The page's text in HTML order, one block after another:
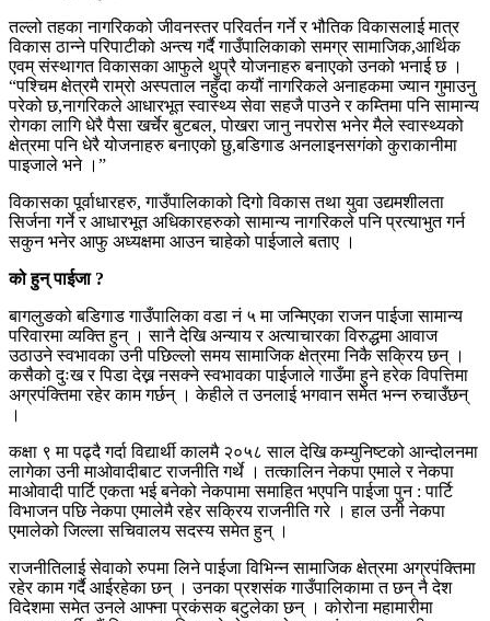
तल्लो तहका नागरिकको जीवनस्तर परिवर्तन गर्ने र भौतिक विकासलाई मात्र
विकास ठान्ने परिपाटीको अन्त्य गर्दै गाउँपालिकाको समग्र सामाजिक,आर्थिक
एवम् संस्थागत विकासका आफुले थुप्रै योजनाहरु बनाएको उनको भनाई छ ।
“पश्चिम क्षेत्रमै राम्रो अस्पताल नहुँदा कयौं नागरिकले अनाहकमा ज्यान गुमाउनु
परेको छ,नागरिकले आधारभूत स्वास्थ्य सेवा सहजै पाउने र कम्तिमा पनि सामान्य
रोगका लागि धेरै पैसा खर्चेर बुटबल, पोखरा जानु नपरोस भनेर मैले स्वास्थ्यको
क्षेत्रमा पनि धेरै योजनाहरु बनाएको छु,बडिगाड अनलाइनसगंको कुराकानीमा
पाइजाले भने ।”
विकासका पूर्वाधारहरु, गाउँपालिकाको दिगो विकास तथा युवा उद्यमशीलता
सिर्जना गर्ने र आधारभूत अधिकारहरुको सामान्य नागरिकले पनि प्रत्याभुत गर्न
सकुन भनेर आफु अध्यक्षमा आउन चाहेको पाईजाले बताए ।
को हुन् पाईजा ?
बागलुङको बडिगाड गाउँपालिका वडा नं ५ मा जन्मिएका राजन पाईजा सामान्य
परिवारमा व्यक्ति हुन् । सानै देखि अन्याय र अत्याचारका विरुद्धमा आवाज
उठाउने स्वभावका उनी पछिल्लो समय सामाजिक क्षेत्रमा निकै सक्रिय छन् ।
कसैको दुःख र पिडा देख्न नसक्ने स्वभावका पाईजाले गाउँमा हुने हरेक विपत्तिमा
अग्रपंक्तिमा रहेर काम गर्छन् । केहीले त उनलाई भगवान समेत भन्न रुचाउँछन्
।
कक्षा ९ मा पढ्दै गर्दा विद्यार्थी कालमै २०५८ साल देखि कम्युनिष्टको आन्दोलनमा
लागेका उनी माओवादीबाट राजनीति गर्थे । तत्कालिन नेकपा एमाले र नेकपा
माओवादी पार्टि एकता भई बनेको नेकपामा समाहित भएपनि पाईजा पुन : पार्टि
विभाजन पछि नेकपा एमालेमै रहेर सक्रिय राजनीति गरे । हाल उनी नेकपा
एमालेको जिल्ला सचिवालय सदस्य समेत हुन् ।
राजनीतिलाई सेवाको रुपमा लिने पाईजा विभिन्न सामाजिक क्षेत्रमा अग्रपंक्तिमा
रहेर काम गर्दै आईरहेका छन् । उनका प्रशसंक गाउँपालिकामा त छन् नै देश
विदेशमा समेत उनले आफ्ना प्रकंसक बटुलेका छन् । कोरोना महामारीमा